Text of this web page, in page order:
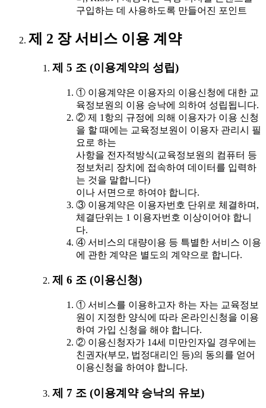
구입하는 데 사용하도록 만들어진 포인트
제 2 장 서비스 이용 계약
제 5 조 (이용계약의 성립)
① 이용계약은 이용자의 이용신청에 대한 교
육정보원의 이용 승낙에 의하여 성립됩니다.
② 제 1항의 규정에 의해 이용자가 이용 신청
을 할 때에는 교육정보원이 이용자 관리시 필
요로 하는
사항을 전자적방식(교육정보원의 컴퓨터 등
정보처리 장치에 접속하여 데이터를 입력하
는 것을 말합니다)
이나 서면으로 하여야 합니다.
③ 이용계약은 이용자번호 단위로 체결하며,
체결단위는 1 이용자번호 이상이어야 합니
다.
④ 서비스의 대량이용 등 특별한 서비스 이용
에 관한 계약은 별도의 계약으로 합니다.
제 6 조 (이용신청)
① 서비스를 이용하고자 하는 자는 교육정보
원이 지정한 양식에 따라 온라인신청을 이용
하여 가입 신청을 해야 합니다.
② 이용신청자가 14세 미만인자일 경우에는
친권자(부모, 법정대리인 등)의 동의를 얻어
이용신청을 하여야 합니다.
제 7 조 (이용계약 승낙의 유보)